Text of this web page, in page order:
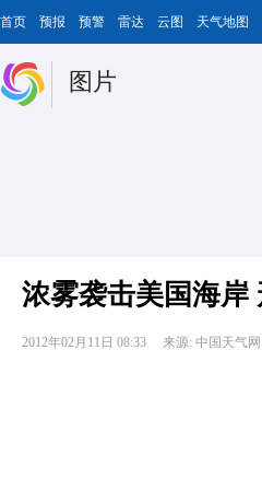
首页 预报 预警 雷达 云图 天气地图
图片
浓雾袭击美国海岸
2012年02月11日 08:33 来源: 中国天气网